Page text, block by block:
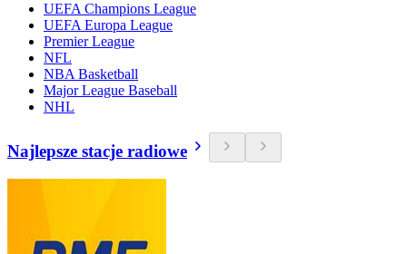
UEFA Champions League
UEFA Europa League
Premier League
NFL
NBA Basketball
Major League Baseball
NHL
Najlepsze stacje radiowe